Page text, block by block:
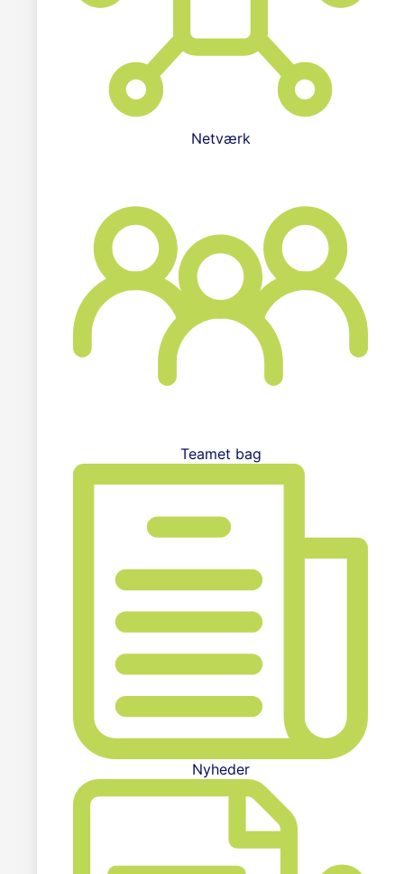
Netværk
Teamet bag
Nyheder